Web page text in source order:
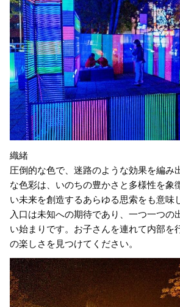
織緒
圧倒的な色で、迷路のような効果を編み
な色彩は、いのちの豊かさと多様性を象
い未来を創造するあらゆる思索をも意味
入口は未知への期待であり、一つ一つの
い始まりです。お子さんを連れて内部を
の楽しさを見つけてください。